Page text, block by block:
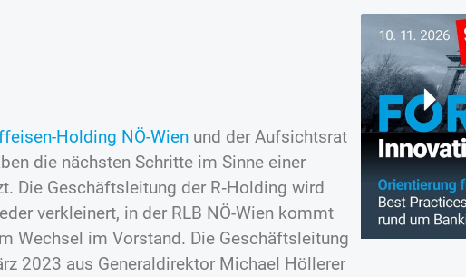
Holding NÖ-Wien und der Aufsichtsrat
die nächsten Schritte im Sinne einer
Die Geschäftsleitung der R‑Holding wird
verkleinert, in der RLB NÖ-Wien kommt
Wechsel im Vorstand. Die Geschäftsleitung
2023 aus Generaldirektor Michael Höllerer